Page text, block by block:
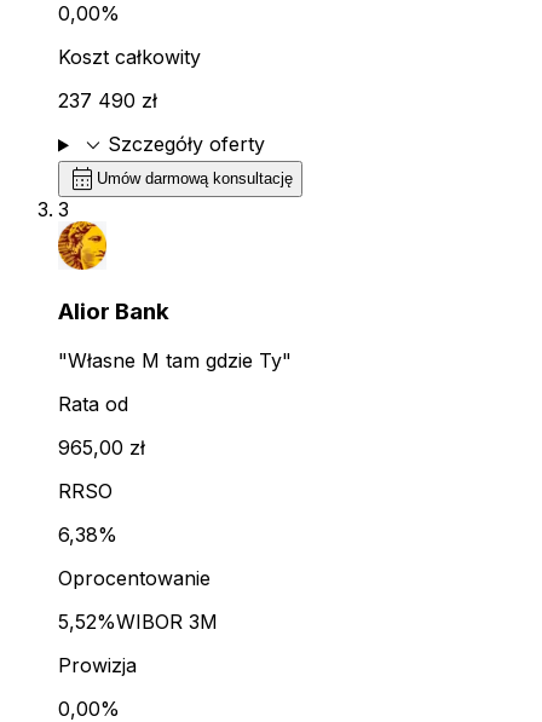
0,00%
Koszt całkowity
237 490 zł
expand_more Szczegóły oferty
calendar_month Umów darmową konsultację
3
Alior Bank
"Własne M tam gdzie Ty"
Rata od
965,00 zł
RRSO
6,38%
Oprocentowanie
5,52%WIBOR 3M
Prowizja
0,00%